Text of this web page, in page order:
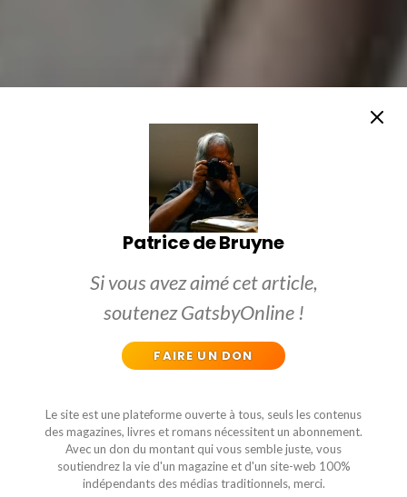
Patrice de Bruyne
Si vous avez aimé cet article,
soutenez GatsbyOnline !
FAIRE UN DON
Le site est une plateforme ouverte à tous, seuls les contenus
des magazines, livres et romans nécessitent un abonnement.
Avec un don du montant qui vous semble juste, vous
soutiendrez la vie d'un magazine et d'un site-web 100%
indépendants des médias traditionnels, merci.